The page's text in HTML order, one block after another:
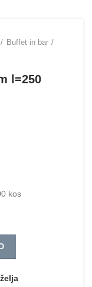
Buffet in bar
l=250
kos